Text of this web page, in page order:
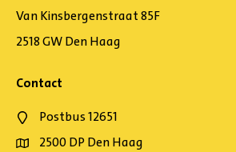
Van Kinsbergenstraat 85F
2518 GW Den Haag
Contact
Postbus 12651
2500 DP Den Haag